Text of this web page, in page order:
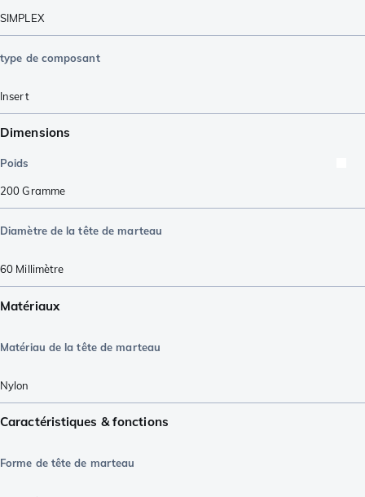
SIMPLEX
type de composant
Insert
Dimensions
Poids
200Gramme
Diamètre de la tête de marteau
60 Millimètre
Matériaux
Matériau de la tête de marteau
Nylon
Caractéristiques & fonctions
Forme de tête de marteau